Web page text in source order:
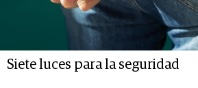
Siete luces para la seguridad